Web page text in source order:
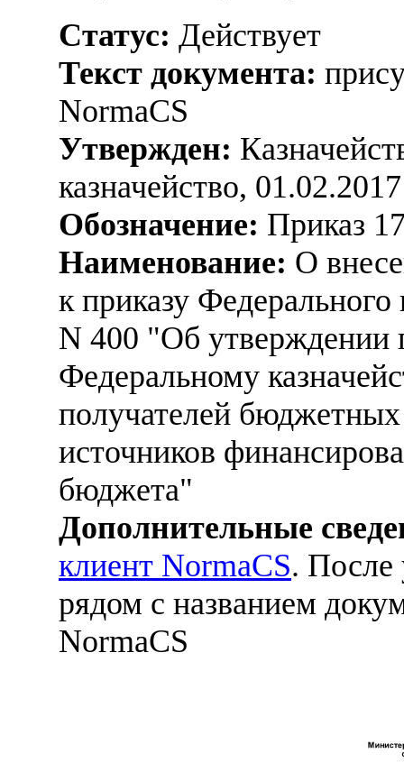
Статус: Действует
Текст документа:
NormaCS
Утвержден:
казначейство, 01.02.2017
Обозначение: Приказ
Наименование: О
к приказу Федерального
N 400 "Об утверждении
Федеральному
получателей
источников
бюджета"
Дополнительные
клиент NormaCS. После
рядом с названием
NormaCS